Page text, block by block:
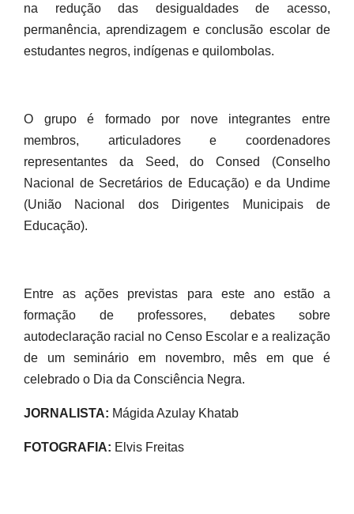
na redução das desigualdades de acesso,
permanência, aprendizagem e conclusão escolar de
estudantes negros, indígenas e quilombolas.
O grupo é formado por nove integrantes entre
membros, articuladores e coordenadores
representantes da Seed, do Consed (Conselho
Nacional de Secretários de Educação) e da Undime
(União Nacional dos Dirigentes Municipais de
Educação).
Entre as ações previstas para este ano estão a
formação de professores, debates sobre
autodeclaração racial no Censo Escolar e a realização
de um seminário em novembro, mês em que é
celebrado o Dia da Consciência Negra.
JORNALISTA: Mágida Azulay Khatab
FOTOGRAFIA: Elvis Freitas